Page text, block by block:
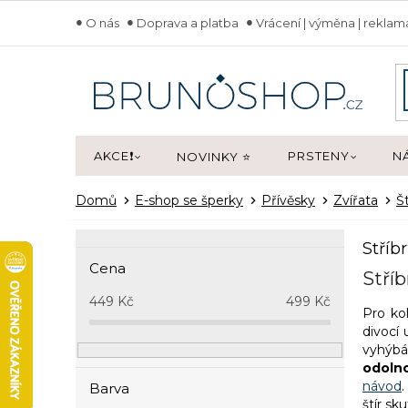
obsah
O nás Doprava a platba Vrácení | výměna |
AKCE❗ NOVINKY ⭐ PRSTENY
Domů E-shop se šperky Přívěsky Zvířata
a
n
Cena
449 Kč 499 Kč
Barva
Pro
divocí
návod
štír